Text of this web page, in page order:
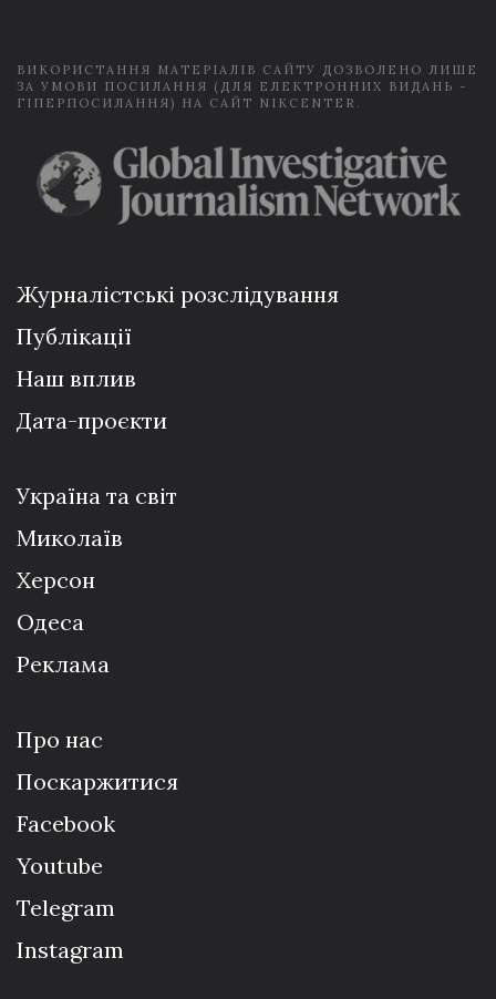
ВИКОРИСТАННЯ МАТЕРІАЛІВ САЙТУ ДОЗВОЛЕНО ЛИШЕ
ЗА УМОВИ ПОСИЛАННЯ (ДЛЯ ЕЛЕКТРОННИХ ВИДАНЬ -
ГІПЕРПОСИЛАННЯ) НА САЙТ NIKCENTER.
Журналістські розслідування
Публікації
Наш вплив
Дата-проєкти
Україна та світ
Миколаїв
Херсон
Одеса
Реклама
Про нас
Поскаржитися
Facebook
Youtube
Telegram
Instagram